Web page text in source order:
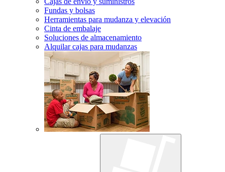
Fundas y bolsas
Herramientas para mudanza y elevación
Cinta de embalaje
Soluciones de almacenamiento
Alquilar cajas para mudanzas